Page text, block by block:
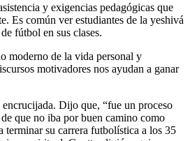
y exigencias pedagógicas que
Es común ver estudiantes de la yeshivá
fútbol en sus clases.
moderno de la vida personal y
motivadores nos ayudan a ganar
Dijo que, “fue un proceso
que no iba por buen camino como
terminar su carrera futbolística a los 35